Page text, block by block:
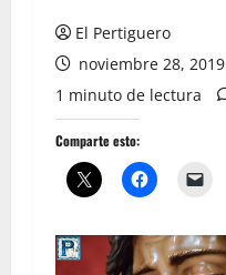
El Pertiguero
noviembre 28, 2019
1 minuto de lectura
Comparte esto: